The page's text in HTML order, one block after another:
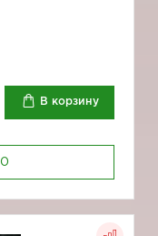
В корзину
0